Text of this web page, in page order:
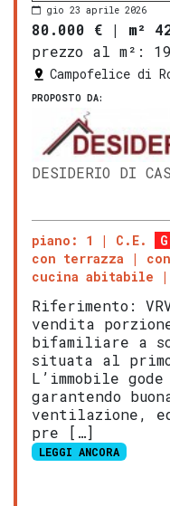
gio 23 aprile 2026
80.000 € | m²
prezzo al m²:
Campofelice di
PROPOSTO DA:
DESIDERIO DI
piano: 1 C.E. G
con terrazza
cucina abitabile
Riferimento:
vendita
bifamiliare a
situata al
L’immobile
garantendo
ventilazione,
pre […]
LEGGI ANCORA